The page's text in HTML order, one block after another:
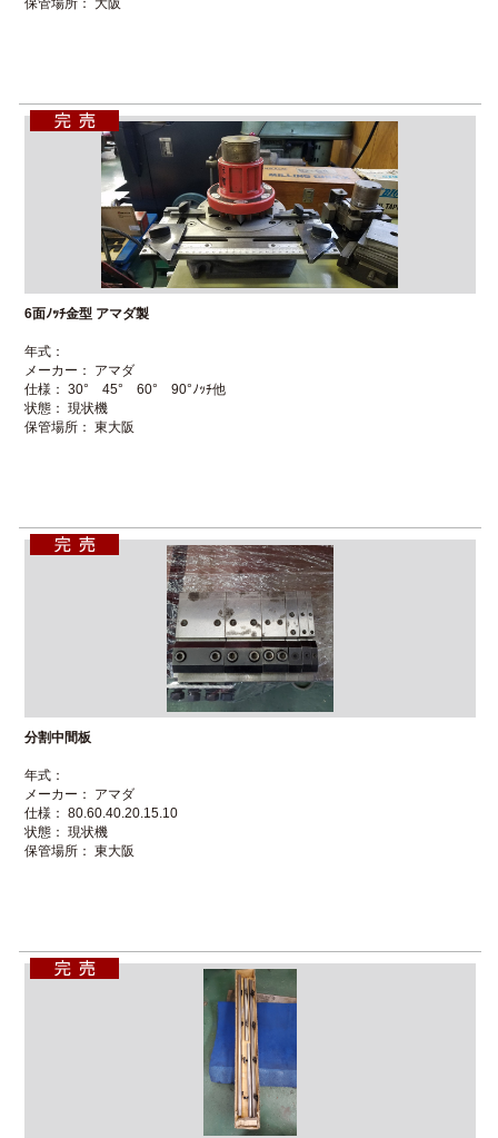
保管場所： 大阪
6面ﾉｯﾁ金型 アマダ製
年式：
メーカー： アマダ
仕様： 30° 45° 60° 90°ﾉｯﾁ他
状態： 現状機
保管場所： 東大阪
分割中間板
年式：
メーカー： アマダ
仕様： 80.60.40.20.15.10
状態： 現状機
保管場所： 東大阪